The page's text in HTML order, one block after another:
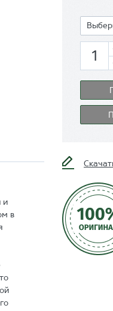
и
в